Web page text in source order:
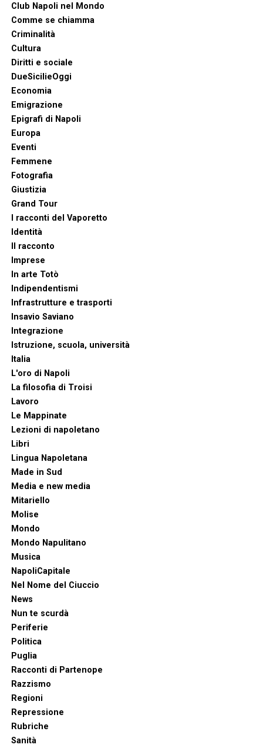
Club Napoli nel Mondo
Comme se chiamma
Criminalità
Cultura
Diritti e sociale
DueSicilieOggi
Economia
Emigrazione
Epigrafi di Napoli
Europa
Eventi
Femmene
Fotografia
Giustizia
Grand Tour
I racconti del Vaporetto
Identità
Il racconto
Imprese
In arte Totò
Indipendentismi
Infrastrutture e trasporti
Insavio Saviano
Integrazione
Istruzione, scuola, università
Italia
L'oro di Napoli
La filosofia di Troisi
Lavoro
Le Mappinate
Lezioni di napoletano
Libri
Lingua Napoletana
Made in Sud
Media e new media
Mitariello
Molise
Mondo
Mondo Napulitano
Musica
NapoliCapitale
Nel Nome del Ciuccio
News
Nun te scurdà
Periferie
Politica
Puglia
Racconti di Partenope
Razzismo
Regioni
Repressione
Rubriche
Sanità